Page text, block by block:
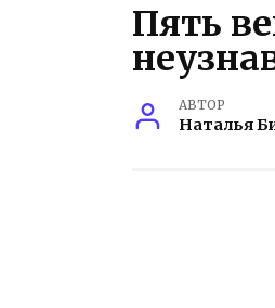
Пять
АВТОР
Наталья